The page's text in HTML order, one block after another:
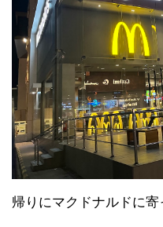
帰りにマクドナルドに寄